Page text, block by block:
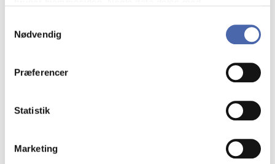
markedsføring. Du bestemmer selv - og kan altid trække
Nødvendig
Præferencer
Statistik
Marketing
mobil, så du har alle ordbøgerne ved
downloade ordbøger fra